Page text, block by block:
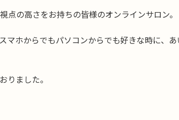
の高さをお持ちの皆様のオンラインサロン。
ホからでもパソコンからでも好きな時に、
りました。